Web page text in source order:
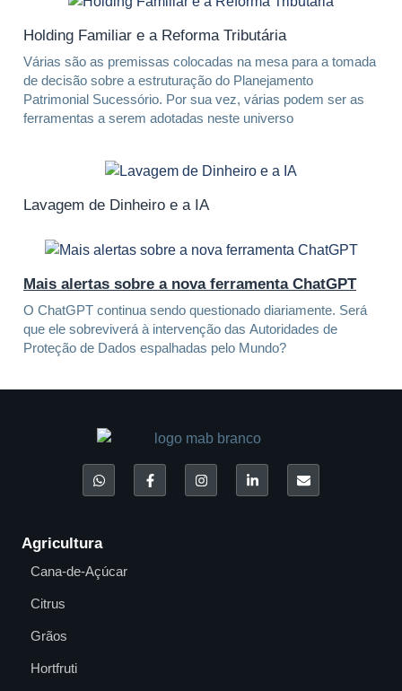
Holding Familiar e a Reforma Tributária
Várias são as premissas colocadas na mesa para a tomada
de decisão sobre a estruturação do Planejamento
Patrimonial Sucessório. Por sua vez, várias podem ser as
ferramentas a serem adotadas neste universo
Lavagem de Dinheiro e a IA
Mais alertas sobre a nova ferramenta ChatGPT
O ChatGPT continua sendo questionado diariamente. Será
que ele sobreviverá à intervenção das Autoridades de
Proteção de Dados espalhadas pelo Mundo?
Agricultura
Cana-de-Açúcar
Citrus
Grãos
Hortfruti